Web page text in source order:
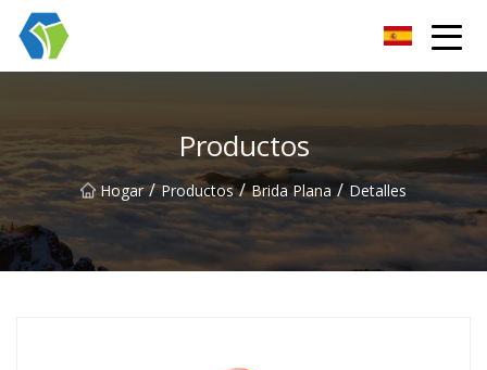
Grupo Co., Ltd de las soluciones de la luz de las estrellas de
Productos
Hogar / Productos / Brida Plana / Detalles